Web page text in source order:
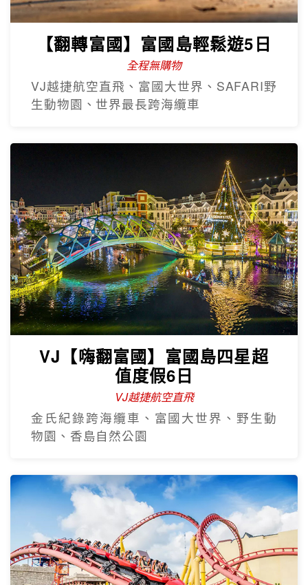
【翻轉富國】富國島輕鬆遊5日
全程無購物
VJ越捷航空直飛、富國大世界、SAFARI野
生動物園、世界最長跨海纜車
VJ【嗨翻富國】富國島四星超
值度假6日
VJ越捷航空直飛
金氏紀錄跨海纜車、富國大世界、野生動
物園、香島自然公園